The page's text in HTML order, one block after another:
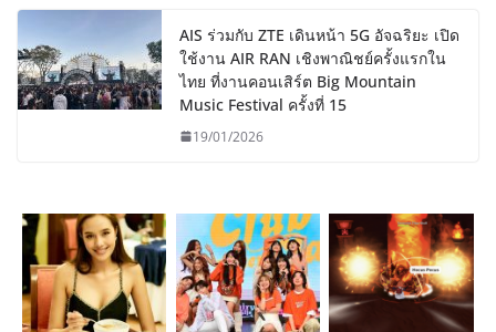
AIS ร่วมกับ ZTE เดินหน้า 5G อัจฉริยะ เปิด
ใช้งาน AIR RAN เชิงพาณิชย์ครั้งแรกใน
ไทย ที่งานคอนเสิร์ต Big Mountain
Music Festival ครั้งที่ 15
19/01/2026